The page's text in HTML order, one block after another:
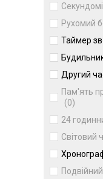
Рухомий
Таймер
Другий
Пам'ять
(0)
24
Світовий